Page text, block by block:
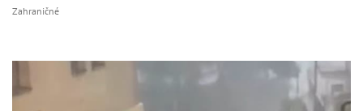
Zahraničné